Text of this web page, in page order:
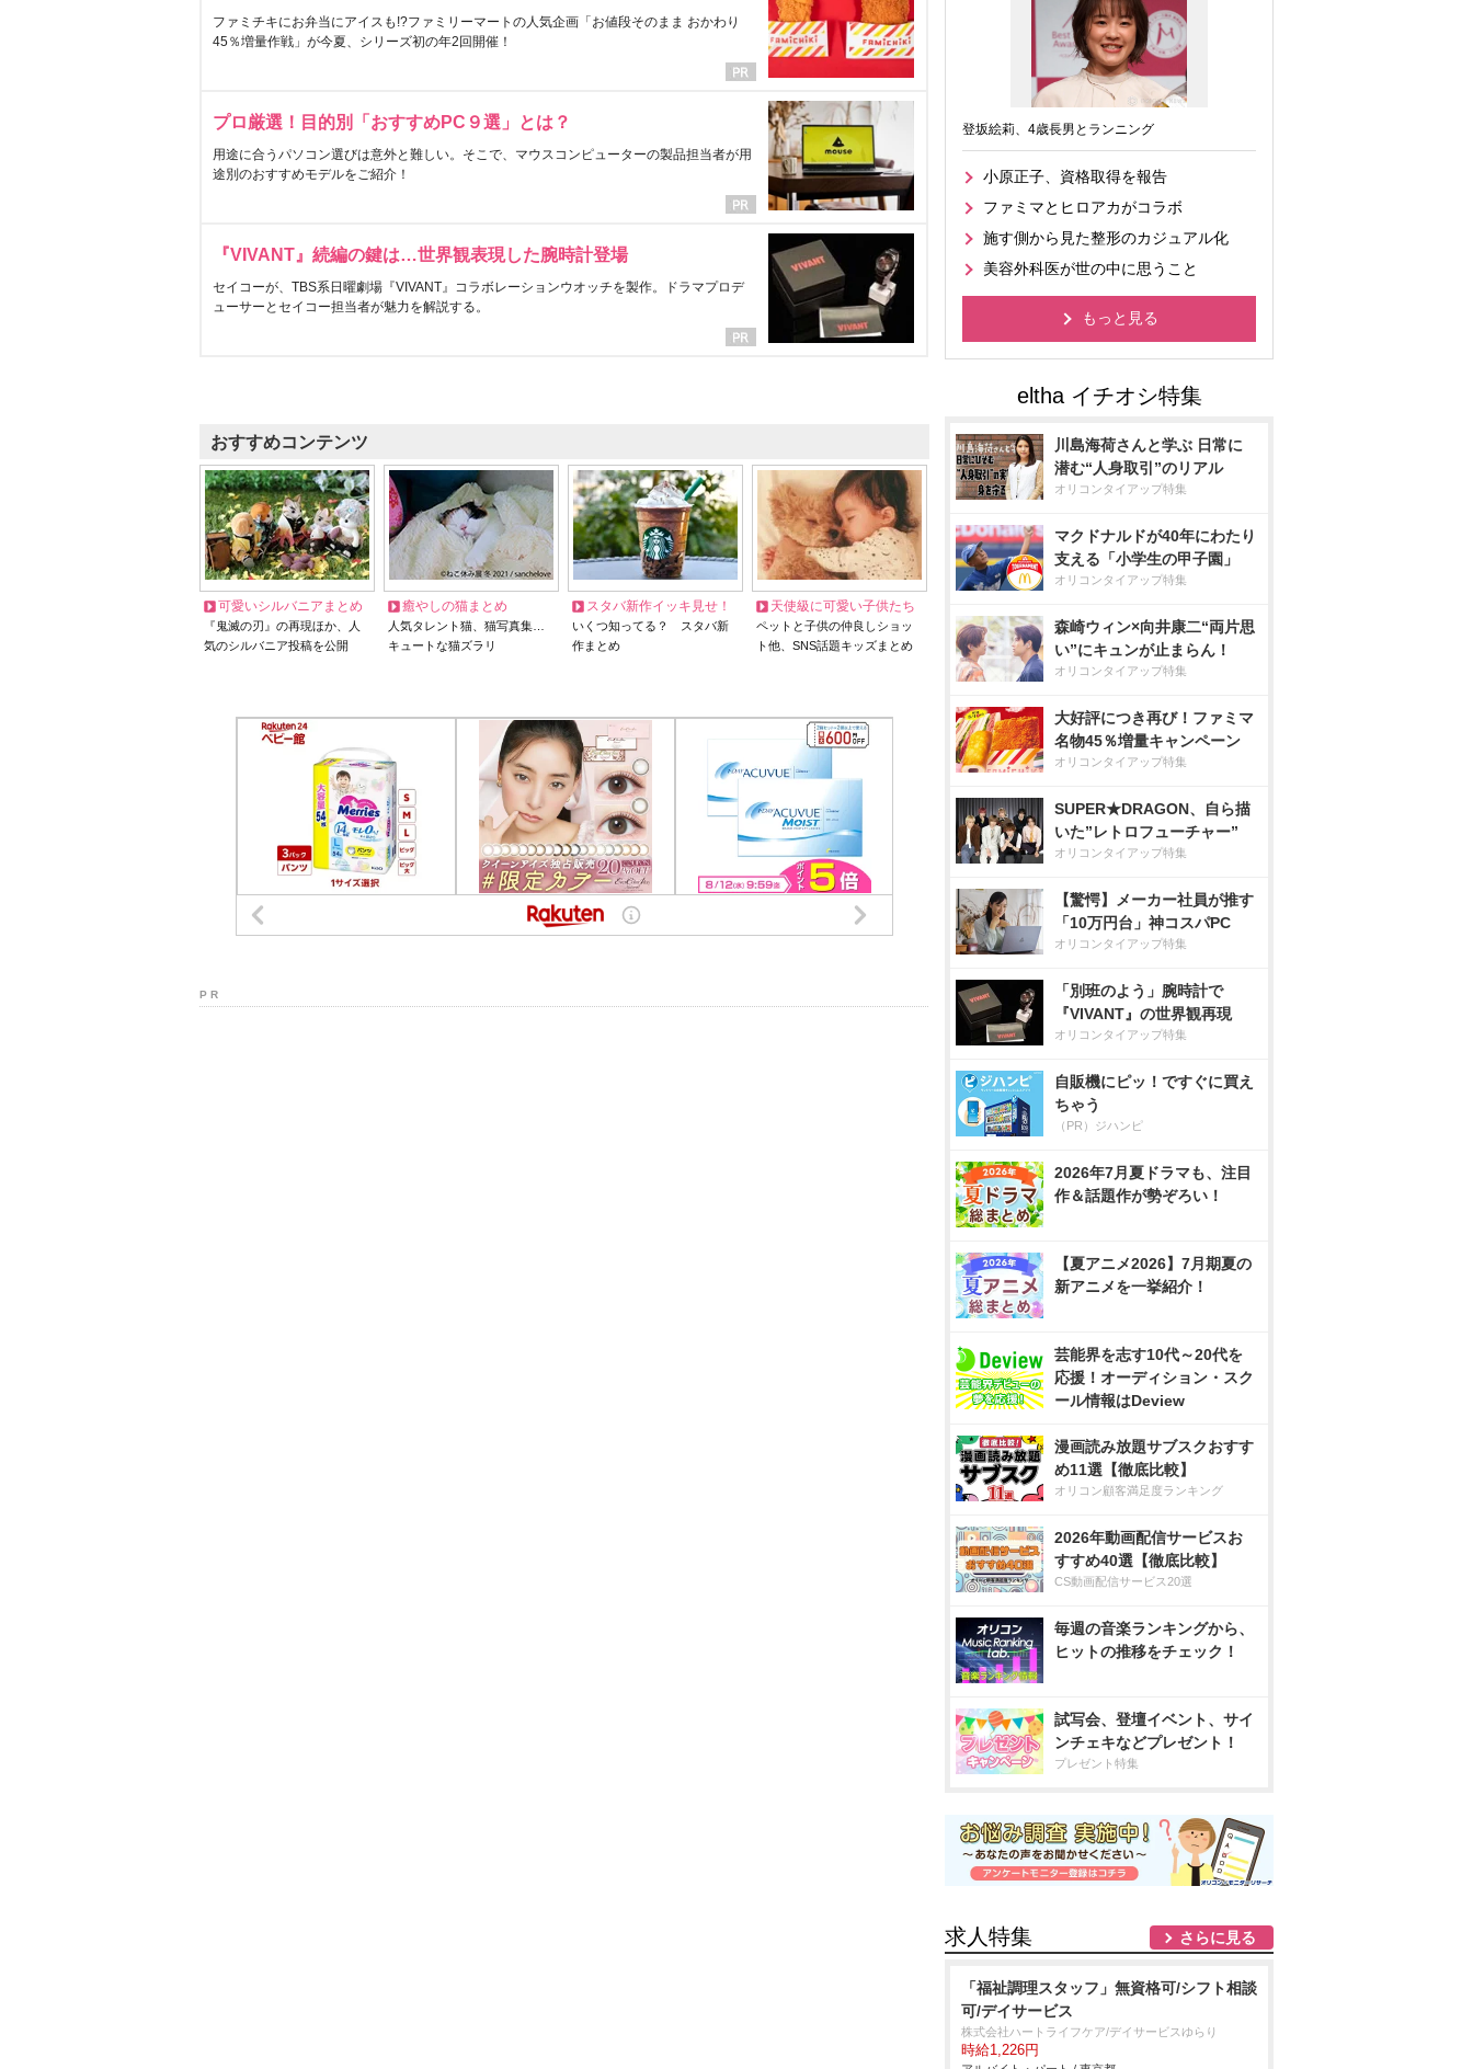
ファミチキにお弁当にアイスも!?ファミリーマートの人気企画「お値段そのまま おかわり
45％増量作戦」が今夏、シリーズ初の年2回開催！
プロ厳選！目的別「おすすめPC９選」とは？
用途に合うパソコン選びは意外と難しい。そこで、マウスコンピューターの製品担当者が用
途別のおすすめモデルをご紹介！
『VIVANT』続編の鍵は…世界観表現した腕時計登場
セイコーが、TBS系日曜劇場『VIVANT』コラボレーションウオッチを製作。ドラマプロデ
ューサーとセイコー担当者が魅力を解説する。
おすすめコンテンツ
可愛いシルバニアまとめ
『鬼滅の刃』の再現ほか、人
気のシルバニア投稿を公開
癒やしの猫まとめ
人気タレント猫、猫写真集…
キュートな猫ズラリ
スタバ新作イッキ見せ！
いくつ知ってる？ スタバ新
作まとめ
天使級に可愛い子供たち
ペットと子供の仲良しショッ
ト他、SNS話題キッズまとめ
P R
登坂絵莉、4歳長男とランニング
小原正子、資格取得を報告
ファミマとヒロアカがコラボ
施す側から見た整形のカジュアル化
美容外科医が世の中に思うこと
もっと見る
川島海荷さんと学ぶ 日常に
潜む“人身取引”のリアル
オリコンタイアップ特集
マクドナルドが40年にわたり
支える「小学生の甲子園」
オリコンタイアップ特集
森崎ウィン×向井康二“両片思
い”にキュンが止まらん！
オリコンタイアップ特集
大好評につき再び！ファミマ
名物45％増量キャンペーン
オリコンタイアップ特集
SUPER★DRAGON、自ら描
いた”レトロフューチャー”
オリコンタイアップ特集
【驚愕】メーカー社員が推す
「10万円台」神コスパPC
オリコンタイアップ特集
「別班のよう」腕時計で
『VIVANT』の世界観再現
オリコンタイアップ特集
自販機にピッ！ですぐに買え
ちゃう
（PR）ジハンピ
2026年7月夏ドラマも、注目
作＆話題作が勢ぞろい！
【夏アニメ2026】7月期夏の
新アニメを一挙紹介！
芸能界を志す10代～20代を
応援！オーディション・スク
ール情報はDeview
漫画読み放題サブスクおすす
め11選【徹底比較】
オリコン顧客満足度ランキング
2026年動画配信サービスお
すすめ40選【徹底比較】
CS動画配信サービス20選
毎週の音楽ランキングから、
ヒットの推移をチェック！
試写会、登壇イベント、サイ
ンチェキなどプレゼント！
プレゼント特集
求人特集 さらに見る
「福祉調理スタッフ」無資格可/シフト相談
可/デイサービス
株式会社ハートライフケア/デイサービスゆらり
時給1,226円